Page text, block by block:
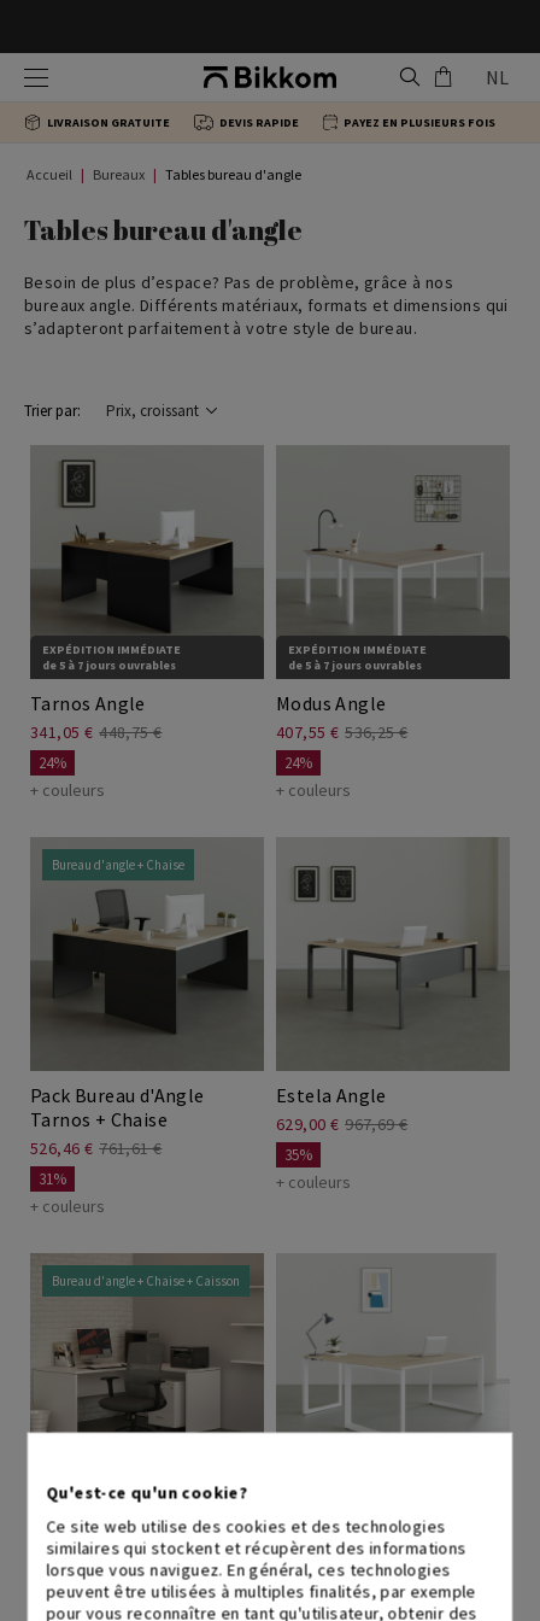
NL
LIVRAISON GRATUITE DEVIS RAPIDE PAYEZ EN PLUSIEURS FOIS
Accueil Bureaux Tables bureau d'angle
Tables bureau d'angle
Besoin de plus d’espace? Pas de problème, grâce à nos
bureaux angle. Différents matériaux, formats et dimensions qui
s’adapteront parfaitement à votre style de bureau.
Trier par:
EXPÉDITION IMMÉDIATE
de 5 à 7 jours ouvrables
Tarnos Angle
341,05 € 448,75 €
24%
+ couleurs
EXPÉDITION IMMÉDIATE
de 5 à 7 jours ouvrables
Modus Angle
407,55 € 536,25 €
24%
+ couleurs
Bureau d'angle + Chaise
Pack Bureau d'Angle
Tarnos + Chaise
526,46 € 761,61 €
31%
+ couleurs
Estela Angle
629,00 € 967,69 €
35%
+ couleurs
Bureau d'angle + Chaise + Caisson
Tarnos + Chaise + Caisson
655,53 € 960,18 €
32%
699,00 € 1.075,38 €
35%
+ couleurs
Chaises ergonomiques
Chaises de direction
Chaises pour groupes
Chaises visiteur
Tabourets de bureau
Tables de bureau individuelles
Tables bureau d'angle
Tables de bureau multiplace
Tables de réunion
Tables de direction
Tables hautes
Armoires de bureau
Caissons de bureau
Banques d'accueil
Tables centrales
Qu'est-ce qu'un cookie?
Ce site web utilise des cookies et des technologies
similaires qui stockent et récupèrent des informations
lorsque vous naviguez. En général, ces technologies
peuvent être utilisées à multiples finalités, par exemple
pour vous reconnaître en tant qu'utilisateur, obtenir des